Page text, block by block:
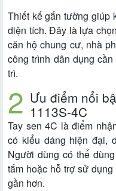
Thiết kế gắn tường giúp
diện tích. Đây là lựa
căn hộ chung cư, nhà
công trình dân dụng
trì.
Ưu điểm nổi
1113S-4C
Tay sen 4C là điểm
có kiểu dáng hiện đại,
Người dùng có thể
tắm hoặc hỗ trợ sử
gần hơn.